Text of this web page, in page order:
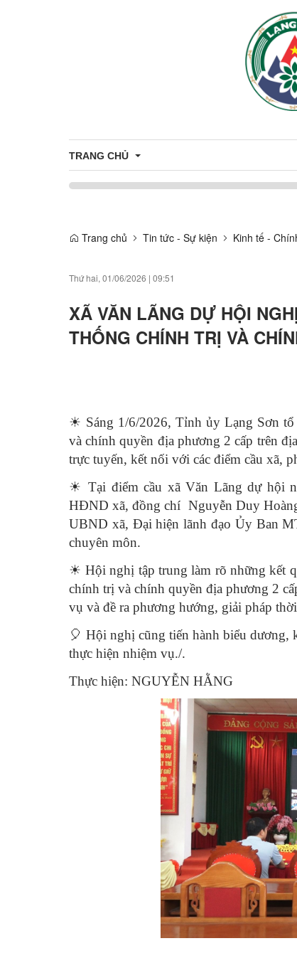
TRANG CHỦ
THỦ TỤC HÀNH CHÍNH
CÔNG KHAI DANH MỤC THỦ
Trang chủ Tin tức - Sự kiện Kinh tế -
Thứ hai, 01/06/2026 | 09:51
XÃ VĂN LÃNG DỰ HỘI
THỐNG CHÍNH TRỊ VÀ
☀ Sáng 1/6/2026, Tỉnh ủy Lạng Sơn
và chính quyền địa phương 2 cấp trên
trực tuyến, kết nối với các điểm cầu xã,
☀ Tại điểm cầu xã Văn Lãng dự hội
HĐND xã, đồng chí Nguyễn Duy
UBND xã, Đại hiện lãnh đạo Ủy Ban
chuyên môn.
☀ Hội nghị tập trung làm rõ những kết
chính trị và chính quyền địa phương 2
vụ và đề ra phương hướng, giải pháp
🎈 Hội nghị cũng tiến hành biểu dương,
thực hiện nhiệm vụ./.
Thực hiện: NGUYỄN HẰNG